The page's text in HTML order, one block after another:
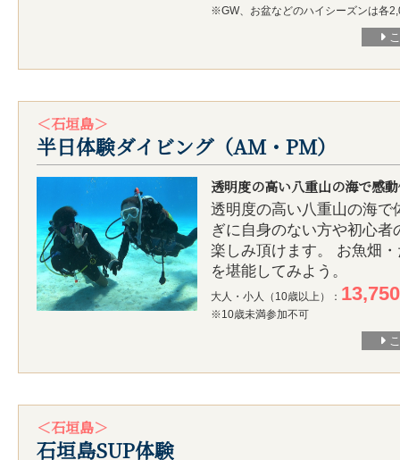
※GW、お盆などのハイシーズンは各
＜石垣島＞
半日体験ダイビング（AM・PM）
透明度の高い八重山の海で感
透明度の高い八重山の海で
ぎに自身のない方や初心者
楽しみ頂けます。 お魚畑
を堪能してみよう。
大人・小人（10歳以上）：
※10歳未満参加不可
＜石垣島＞
石垣島SUP体験